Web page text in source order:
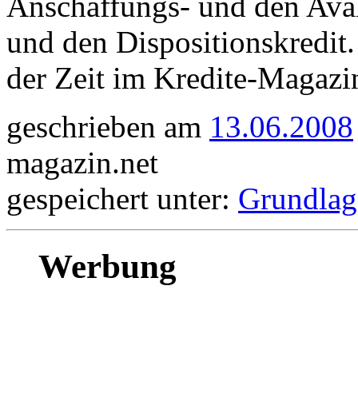
und den
der Zeit im Kredite-
geschrieben am 13.06.2008
magazin.net
gespeichert unter:
Werbung